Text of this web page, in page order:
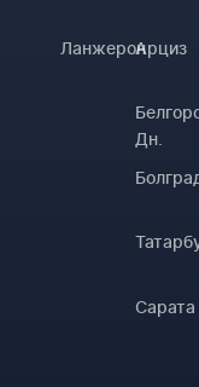
ЛанжеронАрциз
Дн.
Сарата